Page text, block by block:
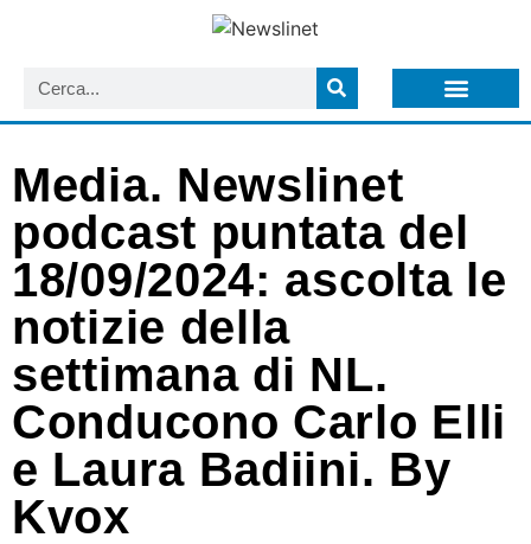
Media. Newslinet
podcast puntata del
18/09/2024: ascolta le
notizie della
settimana di NL.
Conducono Carlo Elli
e Laura Badiini. By
Kvox